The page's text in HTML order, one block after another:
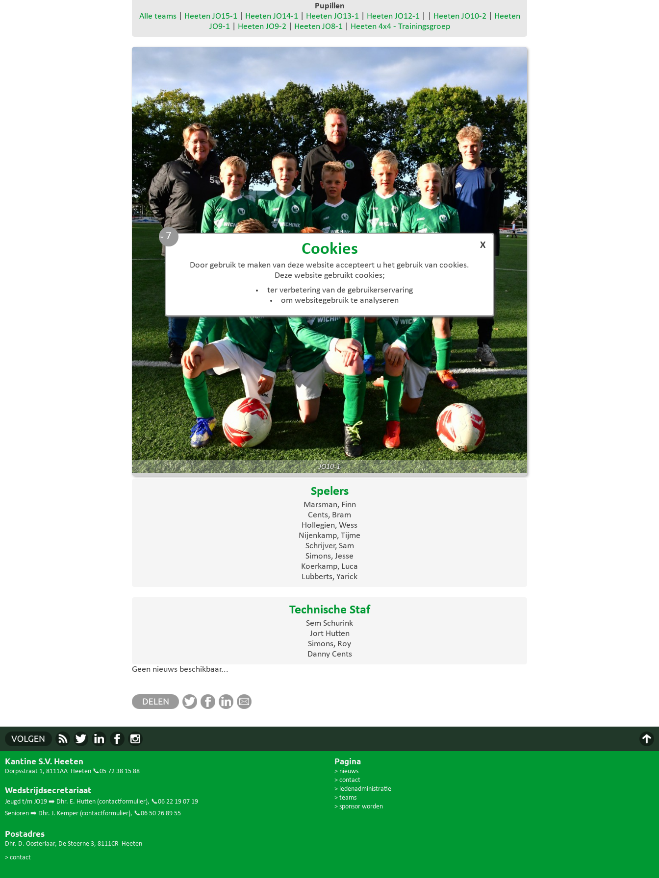
Cookies
Door gebruik te maken van deze website accepteert u het gebruik van cookies.
Deze website gebruikt cookies;
ter verbetering van de gebruikerservaring
om websitegebruik te analyseren
X
6
Pupillen
Alle teams| Heeten JO15-1| Heeten JO14-1| Heeten JO13-1| Heeten JO12-1| | Heeten JO10-2
Heeten
JO9-1| Heeten JO9-2 Heeten JO8-1| Heeten 4x4 - Trainingsgroep
JO10-1
Spelers
Marsman, Finn
Cents, Bram
Hollegien, Wess
Nijenkamp, Tijme
Schrijver, Sam
Simons, Jesse
Koerkamp, Luca
Lubberts, Yarick
Technische Staf
Sem Schurink
Jort Hutten
Simons, Roy
Danny Cents
Geen nieuws beschikbaar...
Kantine S.V. Heeten
Dorpsstraat 1, 8111AA Heeten 📞05 72 38 15 88
Wedstrijdsecretariaat
Jeugd t/m JO19 ➡️ Dhr. E. Hutten (contactformulier), 📞06 22 19 07 19
Senioren ➡️ Dhr. J. Kemper (contactformulier), 📞06 50 26 89 55
Postadres
Dhr. D. Oosterlaar, De Steerne 3, 8111CR Heeten
> contact
Pagina
> nieuws
> contact
> ledenadministratie
> teams
> sponsor worden